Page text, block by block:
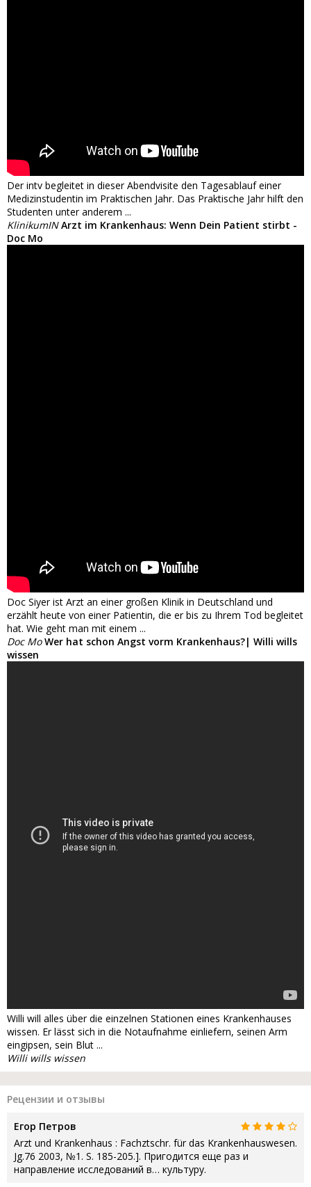
Der intv begleitet in dieser Abendvisite den Tagesablauf einer
Medizinstudentin im Praktischen Jahr. Das Praktische Jahr hilft den
Studenten unter anderem ...
KlinikumIN Arzt im Krankenhaus: Wenn Dein Patient stirbt -
Doc Mo
Doc Siyer ist Arzt an einer großen Klinik in Deutschland und
erzählt heute von einer Patientin, die er bis zu Ihrem Tod begleitet
hat. Wie geht man mit einem ...
Doc Mo Wer hat schon Angst vorm Krankenhaus?| Willi wills
wissen
Willi will alles über die einzelnen Stationen eines Krankenhauses
wissen. Er lässt sich in die Notaufnahme einliefern, seinen Arm
eingipsen, sein Blut ...
Willi wills wissen
Рецензии и отзывы
Егор Петров
Arzt und Krankenhaus : Fachztschr. für das Krankenhauswesen.
Jg.76 2003, №1. S. 185-205.]. Пригодится еще раз и
направление исследований в… культуру.